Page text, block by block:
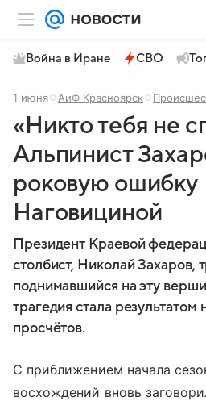
Война в Иране СВО
1 июня АиФ Красноярск
«Никто тебя не
Альпинист
роковую ошибку
Наговициной
Президент Краевой
столбист, Николай Захаров,
поднимавшийся на эту
трагедия стала результатом
просчётов.
С приближением начала
восхождений вновь